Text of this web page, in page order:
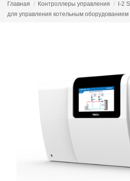
Главная Контроллеры управления
I-2
для управления котельным оборудованием